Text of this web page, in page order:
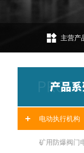
主营产
电动执行机构
矿用防爆阀门